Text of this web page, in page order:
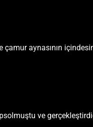
aynasının
ve